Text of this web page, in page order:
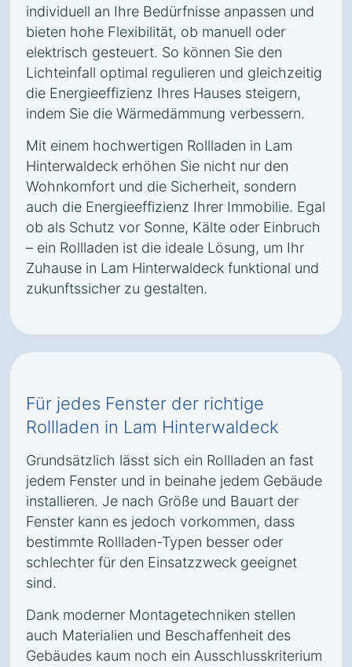
individuell an Ihre Bedürfnisse anpassen und
bieten hohe Flexibilität, ob manuell oder
elektrisch gesteuert. So können Sie den
Lichteinfall optimal regulieren und gleichzeitig
die Energieeffizienz Ihres Hauses steigern,
indem Sie die Wärmedämmung verbessern.
Mit einem hochwertigen Rollladen in Lam
Hinterwaldeck erhöhen Sie nicht nur den
Wohnkomfort und die Sicherheit, sondern
auch die Energieeffizienz Ihrer Immobilie. Egal
ob als Schutz vor Sonne, Kälte oder Einbruch
– ein Rollladen ist die ideale Lösung, um Ihr
Zuhause in Lam Hinterwaldeck funktional und
zukunftssicher zu gestalten.
Für jedes Fenster der richtige
Rollladen in Lam Hinterwaldeck
Grundsätzlich lässt sich ein Rollladen an fast
jedem Fenster und in beinahe jedem Gebäude
installieren. Je nach Größe und Bauart der
Fenster kann es jedoch vorkommen, dass
bestimmte Rollladen-Typen besser oder
schlechter für den Einsatzzweck geeignet
sind.
Dank moderner Montagetechniken stellen
auch Materialien und Beschaffenheit des
Gebäudes kaum noch ein Ausschlusskriterium